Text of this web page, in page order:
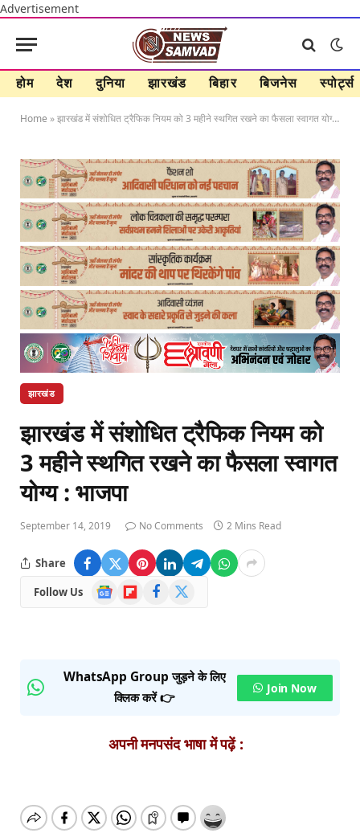
Advertisement
होम देश दुनिया झारखंड बिहार बिजनेस स्पोर्ट्स
Home »झारखंड में संशोधित ट्रैफिक नियम को 3 महीने स्थगित रखने का फैसला स्वागत योग्य : भाजपा
झारखंड
झारखंड में संशोधित ट्रैफिक नियम को
3 महीने स्थगित रखने का फैसला स्वागत
योग्य : भाजपा
September 14, 2019 No Comments 2 Mins Read
Share
Follow Us
Google
News
FlipboardFacebook
WhatsApp Group जुड़ने के लिए
क्लिक करें 👉
Join Now
अपनी मनपसंद भाषा में पढ़ें :